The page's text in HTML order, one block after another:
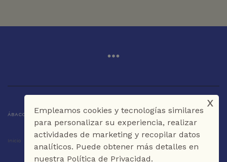
ÁBACO LIBROS Y CAFÉ © 2025 CARTAGENA DE INDIAS - COLOMBIA
Inicio Café Contáctenos
Empleamos cookies y tecnologías similares
para personalizar su experiencia, realizar
actividades de marketing y recopilar datos
analíticos. Puede obtener más detalles en
nuestra Política de Privacidad.
x